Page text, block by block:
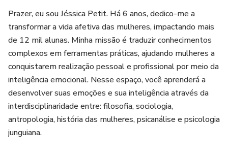
Prazer, eu sou Jéssica Petit. Há 6 anos, dedico-me a
transformar a vida afetiva das mulheres, impactando mais
de 12 mil alunas. Minha missão é traduzir conhecimentos
complexos em ferramentas práticas, ajudando mulheres a
conquistarem realização pessoal e profissional por meio da
inteligência emocional. Nesse espaço, você aprenderá a
desenvolver suas emoções e sua inteligência através da
interdisciplinaridade entre: filosofia, sociologia,
antropologia, história das mulheres, psicanálise e psicologia
junguiana.